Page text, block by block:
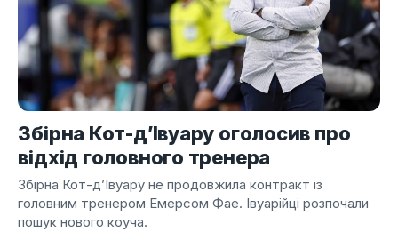
Збірна Кот-д’Івуару оголосив про
відхід головного тренера
Збірна Кот-д’Івуару не продовжила контракт із
головним тренером Емерсом Фае. Івуарійці розпочали
пошук нового коуча.